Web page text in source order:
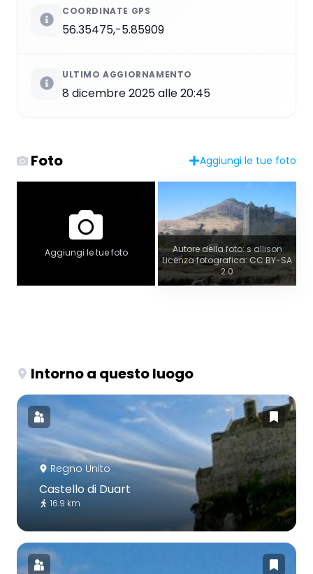
COORDINATE GPS
56.35475,-5.85909
ULTIMO AGGIORNAMENTO
8 dicembre 2025 alle 20:45
Foto Aggiungi le tue foto
Aggiungi le tue foto
Autore della foto: s allison
Licenza fotografica: CC BY-SA
2.0
Intorno a questo luogo
Regno Unito
Castello di Duart
16.9 km